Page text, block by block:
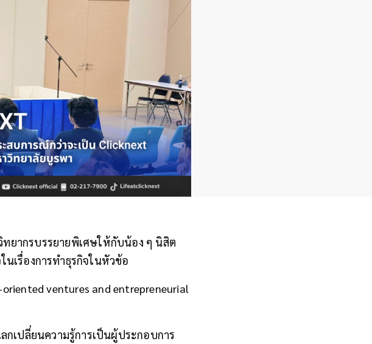
ยากรบรรยายพิเศษให้กับน้อง ๆ นิสิต
เรื่องการทำธุรกิจในหัวข้อ
ventures and entrepreneurial
กเปลี่ยนความรู้การเป็นผู้ประกอบการ